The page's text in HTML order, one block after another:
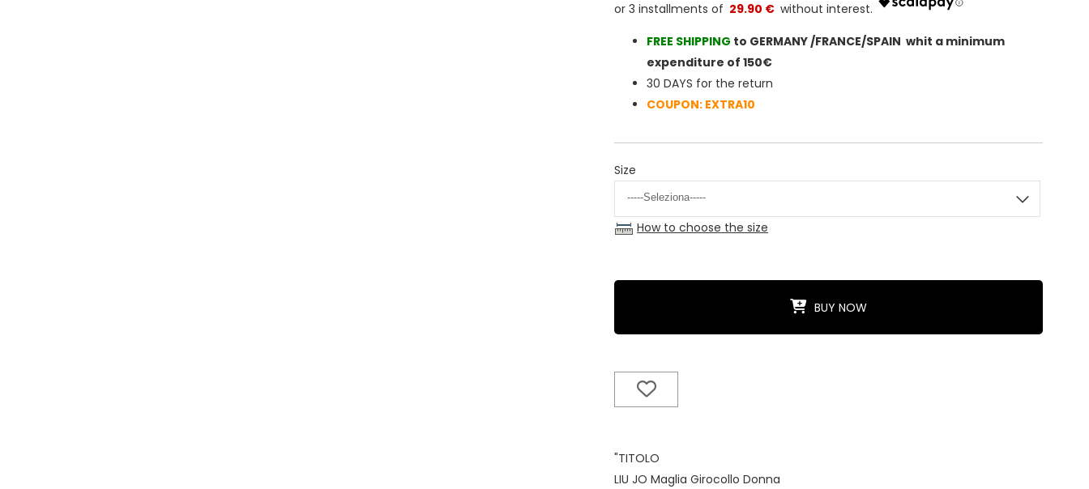
29.90 €
FREE SHIPPING to GERMANY /FRANCE/SPAIN whit a minimum
expenditure of 150€
30 DAYS for the return
COUPON: EXTRA10
Size
How to choose the size
BUY NOW
"TITOLO
LIU JO Maglia Girocollo Donna